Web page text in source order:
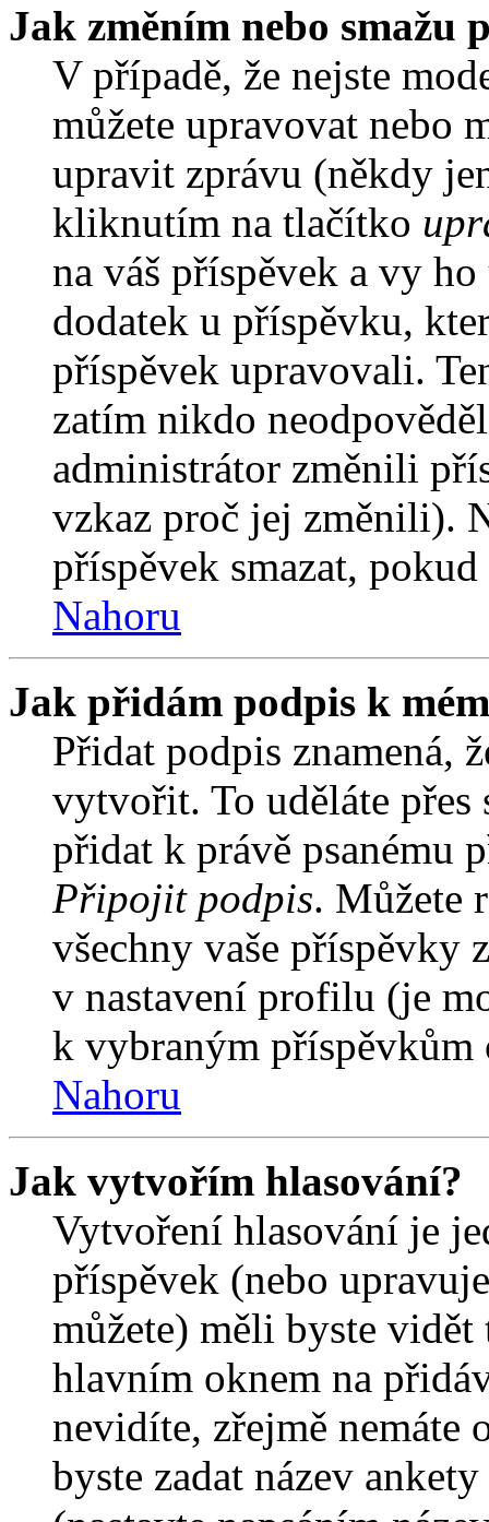
Jak změním nebo smažu
V případě, že nejste
můžete upravovat nebo
upravit zprávu (někdy
kliknutím na tlačítko
na váš příspěvek a vy
dodatek u příspěvku,
příspěvek upravovali.
zatím nikdo
administrátor změnili
vzkaz proč jej změnili).
příspěvek smazat,
Nahoru
Jak přidám podpis k
Přidat podpis znamená,
vytvořit. To uděláte
přidat k právě psanému
Připojit podpis. Můžete
všechny vaše příspěvky
v nastavení profilu (je
k vybraným příspěvkům
Nahoru
Jak vytvořím hlasování?
Vytvoření hlasování je
příspěvek (nebo
můžete) měli byste
hlavním oknem na
nevidíte, zřejmě
byste zadat název